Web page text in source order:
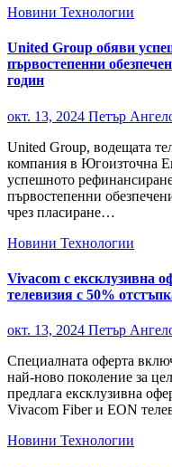
Новини Технологии
United Group обяви
първостепенни
годин
окт. 13, 2024 Петър
United Group, водещата
компания в Югоизточна
успешното
първостепенни
чрез пласиране…
Новини Технологии
Vivacom с ексклузивна
телевизия с 50%
окт. 13, 2024 Петър
Специалната оферта
най-ново поколение за
предлага ексклузивна
Vivacom Fiber и EON
Новини Технологии